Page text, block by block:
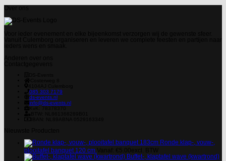
085 303 7179
ds-events.nl
info@ds-events.nl
Ronde klap-, vouw-,
plooitafel banquet 120 cm
Buffet-, klaptafel wave (kwartrond)